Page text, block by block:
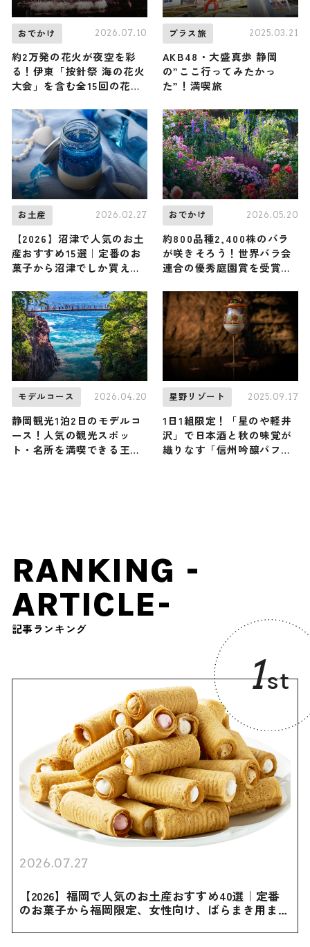
おでかけ 2026.07.10
約2万発の花火が夜空を彩
る！伊東「按針祭 海の花火
大会」を含む全15回の花火
｜静岡県伊東市
プラス旅 2025.03.21
AKB48・大盛真歩 静岡
の”ここ行ってみたかっ
た”！満喫旅
お土産 2026.02.27
【2026】沼津で人気のお土
産おすすめ15選｜定番のお
菓子から沼津でしか買えな
おでかけ 2026.05.20
約800品種2,400株のバラ
が咲きそろう！世界バラ会
連合の優秀庭園賞を受賞し
園」で『香りのばらまつ
り』5/23-6/14開催 / 新潟
県長岡市
モデルコース 2026.04.20
静岡観光1泊2日のモデルコ
ース！人気の観光スポッ
ト・名所を満喫できる王道
星野リゾート 2025.09.17
1日1組限定！「星のや軽井
沢」で日本酒と秋の味覚が
織りなす「信州吟醸パフ
RANKING -
ARTICLE-
記事ランキング
1st
2026.07.27
【2026】福岡で人気のお土産おすすめ40選｜定番
のお菓子から福岡限定、女性向け、ばらまき用まで